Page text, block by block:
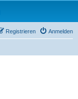
Anmelden
Registrieren